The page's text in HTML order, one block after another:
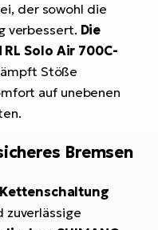
der sowohl die
verbessert. Die
RL Solo Air 700C-
Stöße
auf unebenen
Bremsen
zuverlässige